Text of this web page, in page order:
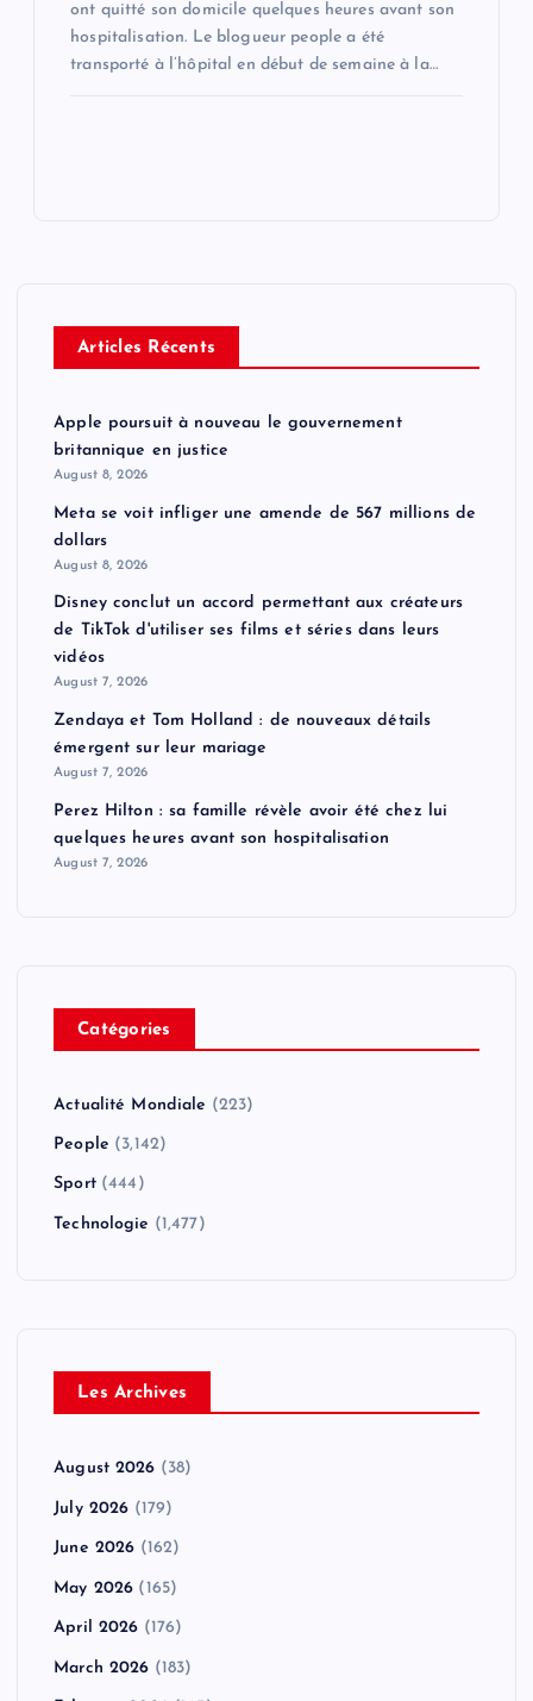
ont quitté son domicile quelques heures avant son
hospitalisation. Le blogueur people a été
transporté à l’hôpital en début de semaine à la…
Articles Récents
Apple poursuit à nouveau le gouvernement
britannique en justice
August 8, 2026
Meta se voit infliger une amende de 567 millions de
dollars
August 8, 2026
Disney conclut un accord permettant aux créateurs
de TikTok d'utiliser ses films et séries dans leurs
vidéos
August 7, 2026
Zendaya et Tom Holland : de nouveaux détails
émergent sur leur mariage
August 7, 2026
Perez Hilton : sa famille révèle avoir été chez lui
quelques heures avant son hospitalisation
August 7, 2026
Catégories
Actualité Mondiale (223)
People (3,142)
Sport(444)
Technologie (1,477)
Les Archives
August 2026 (38)
July 2026 (179)
June 2026 (162)
May 2026 (165)
April 2026 (176)
March 2026 (183)